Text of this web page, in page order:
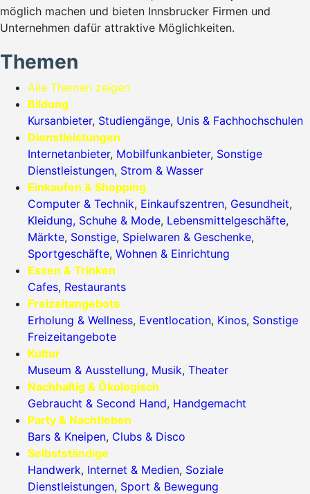
möglich machen und bieten Innsbrucker Firmen und
Unternehmen dafür attraktive Möglichkeiten.
Themen
Alle Themen zeigen
Bildung
Kursanbieter, Studiengänge, Unis & Fachhochschulen
Dienstleistungen
Internetanbieter, Mobilfunkanbieter, Sonstige
Dienstleistungen, Strom & Wasser
Einkaufen & Shopping
Computer & Technik, Einkaufszentren, Gesundheit,
Kleidung, Schuhe & Mode, Lebensmittelgeschäfte,
Märkte, Sonstige, Spielwaren & Geschenke,
Sportgeschäfte, Wohnen & Einrichtung
Essen & Trinken
Cafes, Restaurants
Freizeitangebote
Erholung & Wellness, Eventlocation, Kinos, Sonstige
Freizeitangebote
Kultur
Museum & Ausstellung, Musik, Theater
Nachhaltig & Ökologisch
Gebraucht & Second Hand, Handgemacht
Party & Nachtleben
Bars & Kneipen, Clubs & Disco
Selbstständige
Handwerk, Internet & Medien, Soziale
Dienstleistungen, Sport & Bewegung